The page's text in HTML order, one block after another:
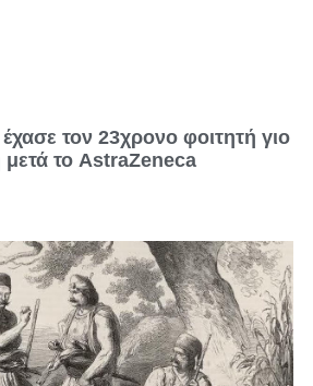
τον 23χρονο φοιτητή γιο
το AstraZeneca